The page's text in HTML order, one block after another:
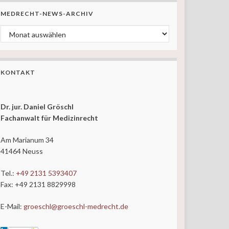
MEDRECHT-NEWS-ARCHIV
MedRecht-News-ARCHIV
KONTAKT
Dr. jur. Daniel Gröschl
Fachanwalt für Medizinrecht
Am Marianum 34
41464 Neuss
Tel.: +49 2131 5393407
Fax: +49 2131 8829998
E-Mail: groeschl@groeschl-medrecht.de